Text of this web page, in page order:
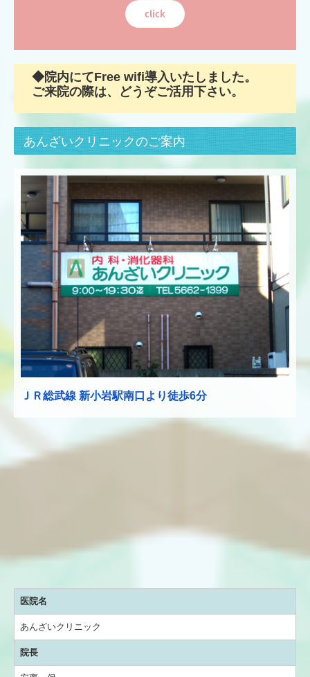
click
◆院内にてFree wifi導入いたしました。
ご来院の際は、どうぞご活用下さい。
あんざいクリニックのご案内
ＪＲ総武線 新小岩駅南口 より徒歩6分
医院名
あんざいクリニック
院長